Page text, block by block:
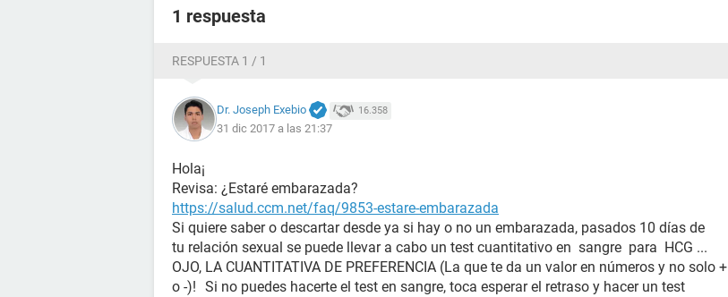
1 respuesta
RESPUESTA 1 / 1
Dr. Joseph Exebio 16.358
31 dic 2017 a las 21:37
Hola¡
Revisa: ¿Estaré embarazada?
https://salud.ccm.net/faq/9853-estare-embarazada
Si quiere saber o descartar desde ya si hay o no un embarazada, pasados 10 días de
tu relación sexual se puede llevar a cabo un test cuantitativo en sangre para HCG ...
OJO, LA CUANTITATIVA DE PREFERENCIA (La que te da un valor en números y no solo +
o -)! Si no puedes hacerte el test en sangre, toca esperar el retraso y hacer un test